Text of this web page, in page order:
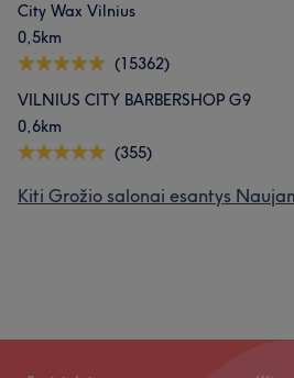
City Wax Vilnius
0,5km
(15362)
VILNIUS CITY BARBERSHOP G9
0,6km
(355)
Kiti Grožio salonai esantys